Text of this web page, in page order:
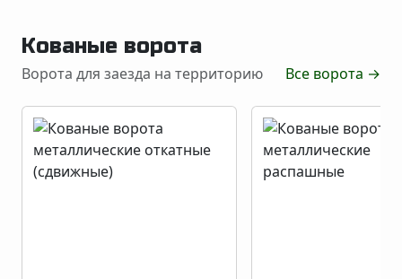
Кованые ворота
Ворота для заезда на территорию Все ворота →